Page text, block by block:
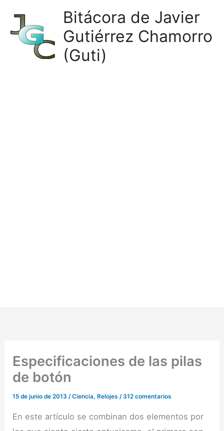
contenido
Bitácora de Javier
Gutiérrez Chamorro
(Guti)
Especificaciones de las pilas
de botón
15 de junio de 2013/Ciencia, Relojes /312 comentarios
En este artículo se combinan dos elementos por